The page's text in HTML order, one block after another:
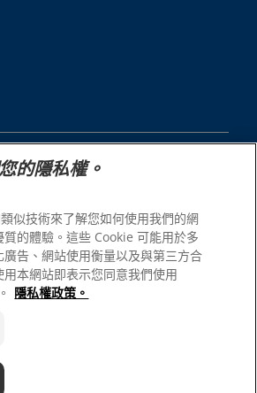
Pet Nutrition, Inc.
denotes registered trademark status
only; registration status in other
may be different. Your use of this site is
our terms.
的隱私權。
似技術來了解您如何使用我們的網
的體驗。這些 Cookie 可能用於多
告、網站使用衡量以及與第三方合
本網站即表示您同意我們使用
隱私權政策。